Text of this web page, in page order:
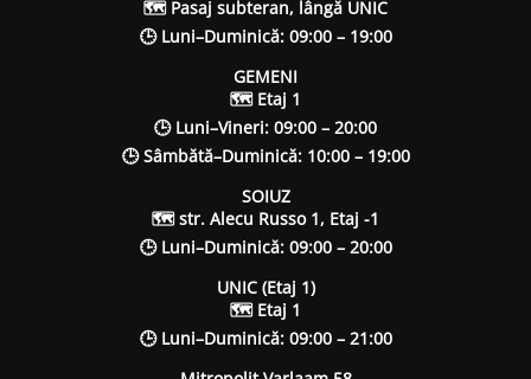
🗺 Pasaj subteran, lângă UNIC
🕒 Luni–Duminică: 09:00 – 19:00
GEMENI
🗺 Etaj 1
🕒 Luni–Vineri: 09:00 – 20:00
🕒 Sâmbătă–Duminică: 10:00 – 19:00
SOIUZ
🗺 str. Alecu Russo 1, Etaj -1
🕒 Luni–Duminică: 09:00 – 20:00
UNIC (Etaj 1)
🗺 Etaj 1
🕒 Luni–Duminică: 09:00 – 21:00